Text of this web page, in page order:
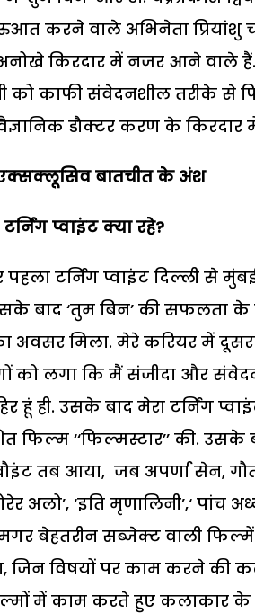
करने वाले अभिनेता प्रियांशु
किरदार में नजर आने वाले
काफी संवेदनशील तरीके से
डौक्टर करण के
एक्सक्लूसिव बातचीत के अंश
प्वाइंट क्या रहे?
टर्निंग प्वाइंट दिल्ली से
बाद ‘तुम बिन’ की सफलता
मिला. मेरे करियर में दूसरा
को लगा कि मैं संजीदा और
हूं ही. उसके बाद मेरा टर्निंग
फिल्म ‘‘फिल्मस्टार’’ की.
तब आया, जब अपर्णा सेन,
अलो’, ‘इति मृणालिनी’,‘
बेहतरीन सब्जेक्ट वाली
जिन विषयों पर काम करने की
में काम करते हुए कलाकार के